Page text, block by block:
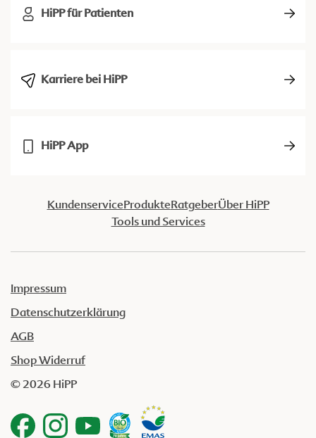
HiPP für Patienten
Karriere bei HiPP
HiPP App
KundenserviceProdukteRatgeberÜber HiPP
Tools und Services
Impressum
Datenschutzerklärung
AGB
Shop Widerruf
© 2026 HiPP